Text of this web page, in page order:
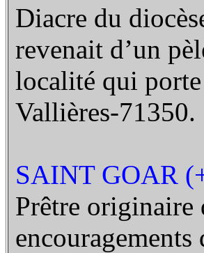
Diacre du
revenait d’un
localité qui
Vallières-71350.
SAINT GOAR
Prêtre
encouragements